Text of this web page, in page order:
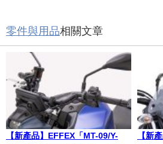
零件與用品相關文章
【新產品】EFFEX「MT-09/Y-
【新